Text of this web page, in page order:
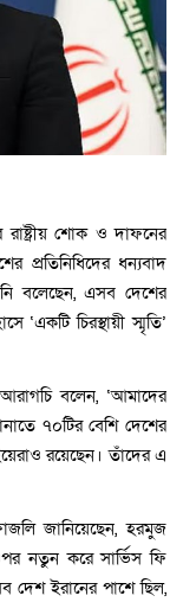
রাষ্ট্রীয় শোক ও দাফনের
প্রতিনিধিদের ধন্যবাদ
বলেছেন, এসব দেশের
‘একটি চিরস্থায়ী স্মৃতি’
বলেন, ‘আমাদের
৭০টির বেশি দেশের
রয়েছেন। তাঁদের এ
জানিয়েছেন, হরমুজ
নতুন করে সার্ভিস ফি
দেশ ইরানের পাশে ছিল,